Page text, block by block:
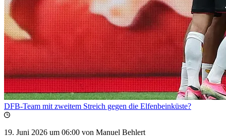
DFB-Team mit zweitem Streich gegen die Elfenbeinküste?
19. Juni 2026 um 06:00 von Manuel Behlert